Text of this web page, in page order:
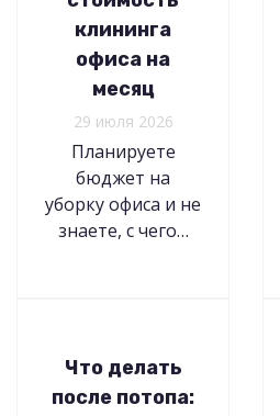
клининга
офиса на
месяц
29 июля 2026
Планируете
бюджет на
уборку офиса и не
знаете, с чего…
Что делать
после потопа: